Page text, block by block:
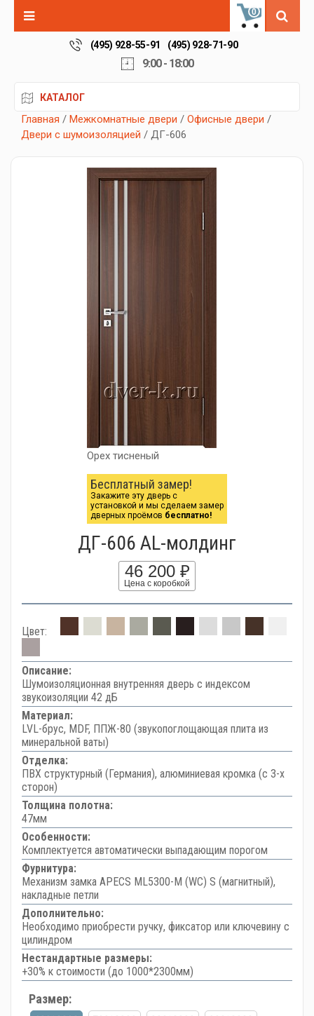
0
(495) 928-55-91 (495) 928-71-90
9:00 - 18:00
КАТАЛОГ
Главная / Межкомнатные двери / Офисные двери /
Двери с шумоизоляцией / ДГ-606
Орех тисненый
Бесплатный замер!
Закажите эту дверь с
установкой и мы сделаем замер
дверных проёмов бесплатно!
ДГ-606 AL-молдинг
46 200 ₽
Цена с коробкой
Цвет:
Описание:
Шумоизоляционная внутренняя дверь с индексом
звукоизоляции 42 дБ
Материал:
LVL-брус, MDF, ППЖ-80 (звукопоглощающая плита из
минеральной ваты)
Отделка:
ПВХ структурный (Германия), алюминиевая кромка (с 3-х
сторон)
Толщина полотна:
47мм
Особенности:
Комплектуется автоматически выпадающим порогом
Фурнитура:
Механизм замка APECS ML5300-M (WC) S (магнитный),
накладные петли
Дополнительно:
Необходимо приобрести ручку, фиксатор или ключевину с
цилиндром
Нестандартные размеры:
+30% к стоимости (до 1000*2300мм)
Размер: